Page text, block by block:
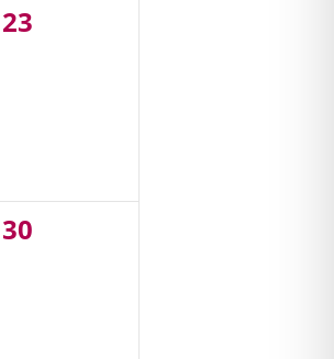
0
23
0
30